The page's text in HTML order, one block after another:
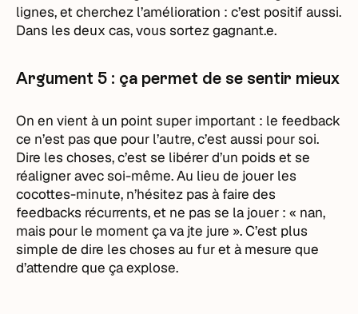
lignes, et cherchez l’amélioration : c’est positif aussi.
Dans les deux cas, vous sortez gagnant.e.
Argument 5 : ça permet de se sentir mieux
On en vient à un point super important : le feedback
ce n’est pas que pour l’autre, c’est aussi pour soi.
Dire les choses, c’est se libérer d’un poids et se
réaligner avec soi-même. Au lieu de jouer les
cocottes-minute, n’hésitez pas à faire des
feedbacks récurrents, et ne pas se la jouer : « nan,
mais pour le moment ça va jte jure ». C’est plus
simple de dire les choses au fur et à mesure que
d’attendre que ça explose.